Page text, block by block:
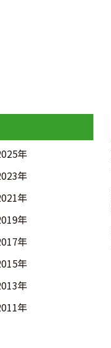
年
年
年
年
年
年
年
年